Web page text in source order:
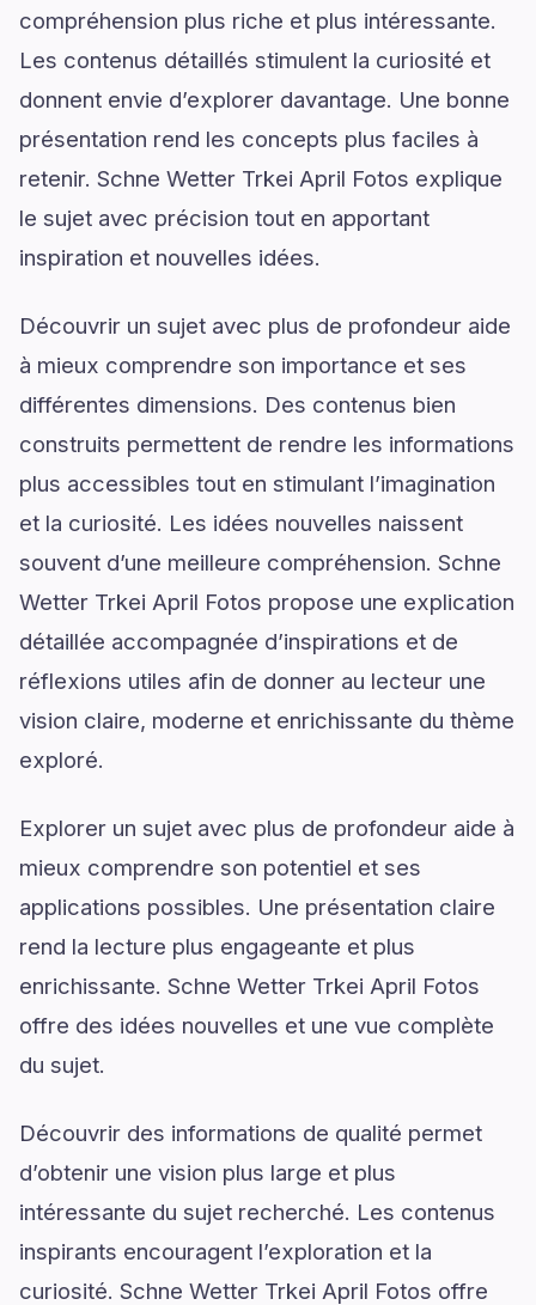
compréhension plus riche et plus intéressante.
Les contenus détaillés stimulent la curiosité et
donnent envie d’explorer davantage. Une bonne
présentation rend les concepts plus faciles à
retenir. Schne Wetter Trkei April Fotos explique
le sujet avec précision tout en apportant
inspiration et nouvelles idées.
Découvrir un sujet avec plus de profondeur aide
à mieux comprendre son importance et ses
différentes dimensions. Des contenus bien
construits permettent de rendre les informations
plus accessibles tout en stimulant l’imagination
et la curiosité. Les idées nouvelles naissent
souvent d’une meilleure compréhension. Schne
Wetter Trkei April Fotos propose une explication
détaillée accompagnée d’inspirations et de
réflexions utiles afin de donner au lecteur une
vision claire, moderne et enrichissante du thème
exploré.
Explorer un sujet avec plus de profondeur aide à
mieux comprendre son potentiel et ses
applications possibles. Une présentation claire
rend la lecture plus engageante et plus
enrichissante. Schne Wetter Trkei April Fotos
offre des idées nouvelles et une vue complète
du sujet.
Découvrir des informations de qualité permet
d’obtenir une vision plus large et plus
intéressante du sujet recherché. Les contenus
inspirants encouragent l’exploration et la
curiosité. Schne Wetter Trkei April Fotos offre